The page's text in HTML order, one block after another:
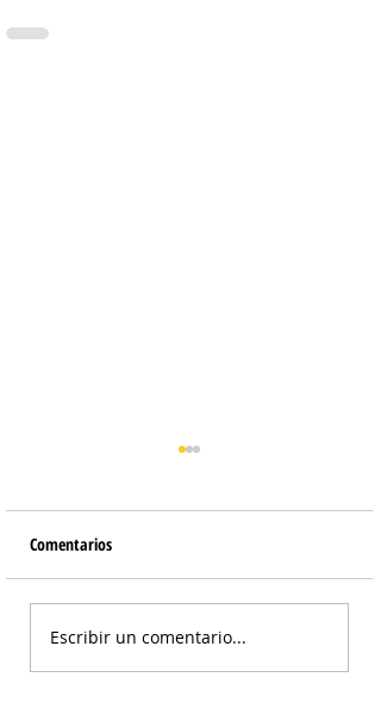
Tortilla de Papines
Comentarios
Escribir un comentario...